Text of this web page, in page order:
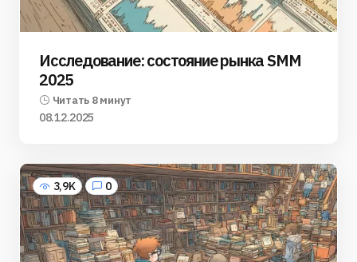
Исследование: состояние рынка SMM
2025
Читать 8 минут
08.12.2025
3,9K 0